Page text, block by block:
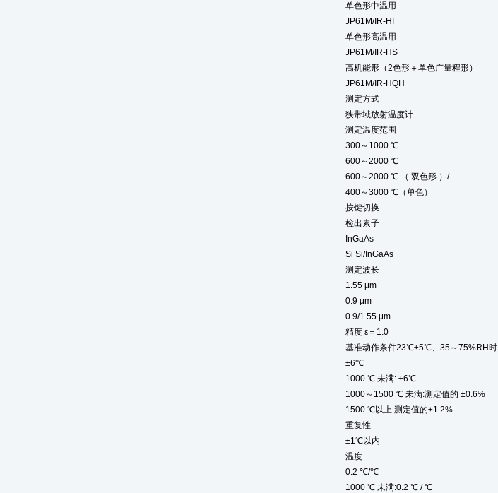
单色形中温用
JP61M/IR-HI
单色形高温用
JP61M/IR-HS
高机能形（2色形＋单色广量程形）
JP61M/IR-HQH
测定方式
狭带域放射温度计
测定温度范围
300～1000 ℃
600～2000 ℃
600～2000 ℃ （ 双色形 ）/
400～3000 ℃（单色）
按键切换
检出素子
InGaAs
Si Si/InGaAs
测定波长
1.55 μm
0.9 μm
0.9/1.55 μm
精度 ε＝1.0
基准动作条件23℃±5℃、35～75%RH时
±6℃
1000 ℃ 未满: ±6℃
1000～1500 ℃ 未满:测定值的 ±0.6%
1500 ℃以上:测定值的±1.2%
重复性
±1℃以内
温度
0.2 ℃/℃
1000 ℃ 未满:0.2 ℃ / ℃